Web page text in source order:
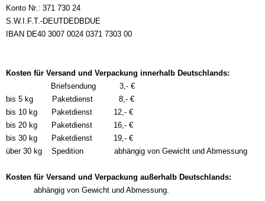
Konto Nr.: 371 730 24
S.W.I.F.T.-DEUTDEDBDUE
IBAN DE40 3007 0024 0371 7303 00
Kosten für Versand und Verpackung innerhalb Deutschlands:
Briefsendung 3,- €
bis 5 kg Paketdienst 8,- €
bis 10 kg Paketdienst 12,- €
bis 20 kg Paketdienst 16,- €
bis 30 kg Paketdienst 19,- €
über 30 kg Spedition abhängig von Gewicht und Abmessung
Kosten für Versand und Verpackung außerhalb Deutschlands:
abhängig von Gewicht und Abmessung.